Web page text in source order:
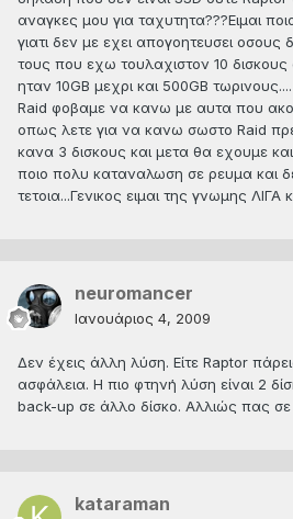
αναγκες μου για ταχυτητα???Ειμαι
γιατι δεν με εχει απογοητευσει οσους
τους που εχω τουλαχιστον 10
ηταν 10GB μεχρι και 500GB τωρινους....
Raid φοβαμε να κανω με αυτα που
οπως λετε για να κανω σωστο Raid
κανα 3 δισκους και μετα θα εχουμε
ποιο πολυ καταναλωση σε ρευμα και
τετοια...Γενικος ειμαι της γνωμης ΛΙΓΑ
neuromancer
Ιανουάριος 4, 2009
Δεν έχεις άλλη λύση. Είτε Raptor
ασφάλεια. Η πιο φτηνή λύση είναι 2
back-up σε άλλο δίσκο. Αλλιώς πας σε
kataraman